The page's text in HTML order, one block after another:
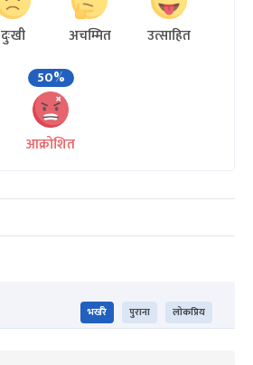
दुःखी अचम्मित
उत्साहित
50%
आक्रोशित
भर्खरै पुराना लोकप्रिय